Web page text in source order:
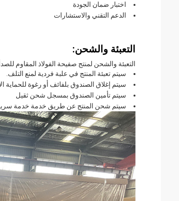
اختبار ضمان الجودة
الدعم التقني والاستشارات
التعبئة والشحن:
التعبئة والشحن لمنتج صفيحة الفولاذ المقاوم
سيتم تعبئة المنتج في علبة فردية لمنع التلف.
سيتم إغلاق الصندوق بلفائف أو رغوة للحماية
سيتم تأمين الصندوق بمسجل شحن ثقيل
سيتم شحن المنتج عن طريق خدمة خدمة